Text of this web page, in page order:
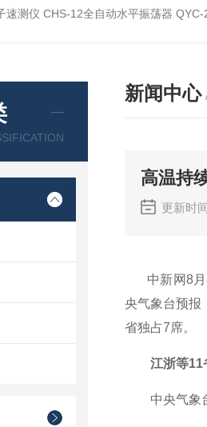
速测仪 CHS-12全自动水平振荡器 QYC-
新闻中心
高温持
更新时
中新网8月8
央气象台预报
省独占7席。
江浙等11
中央气象台